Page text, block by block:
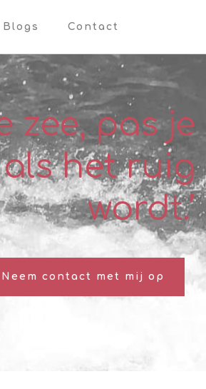
Blogs Contact
zee, pas je
het ruig
wordt.’
Neem contact met mij op